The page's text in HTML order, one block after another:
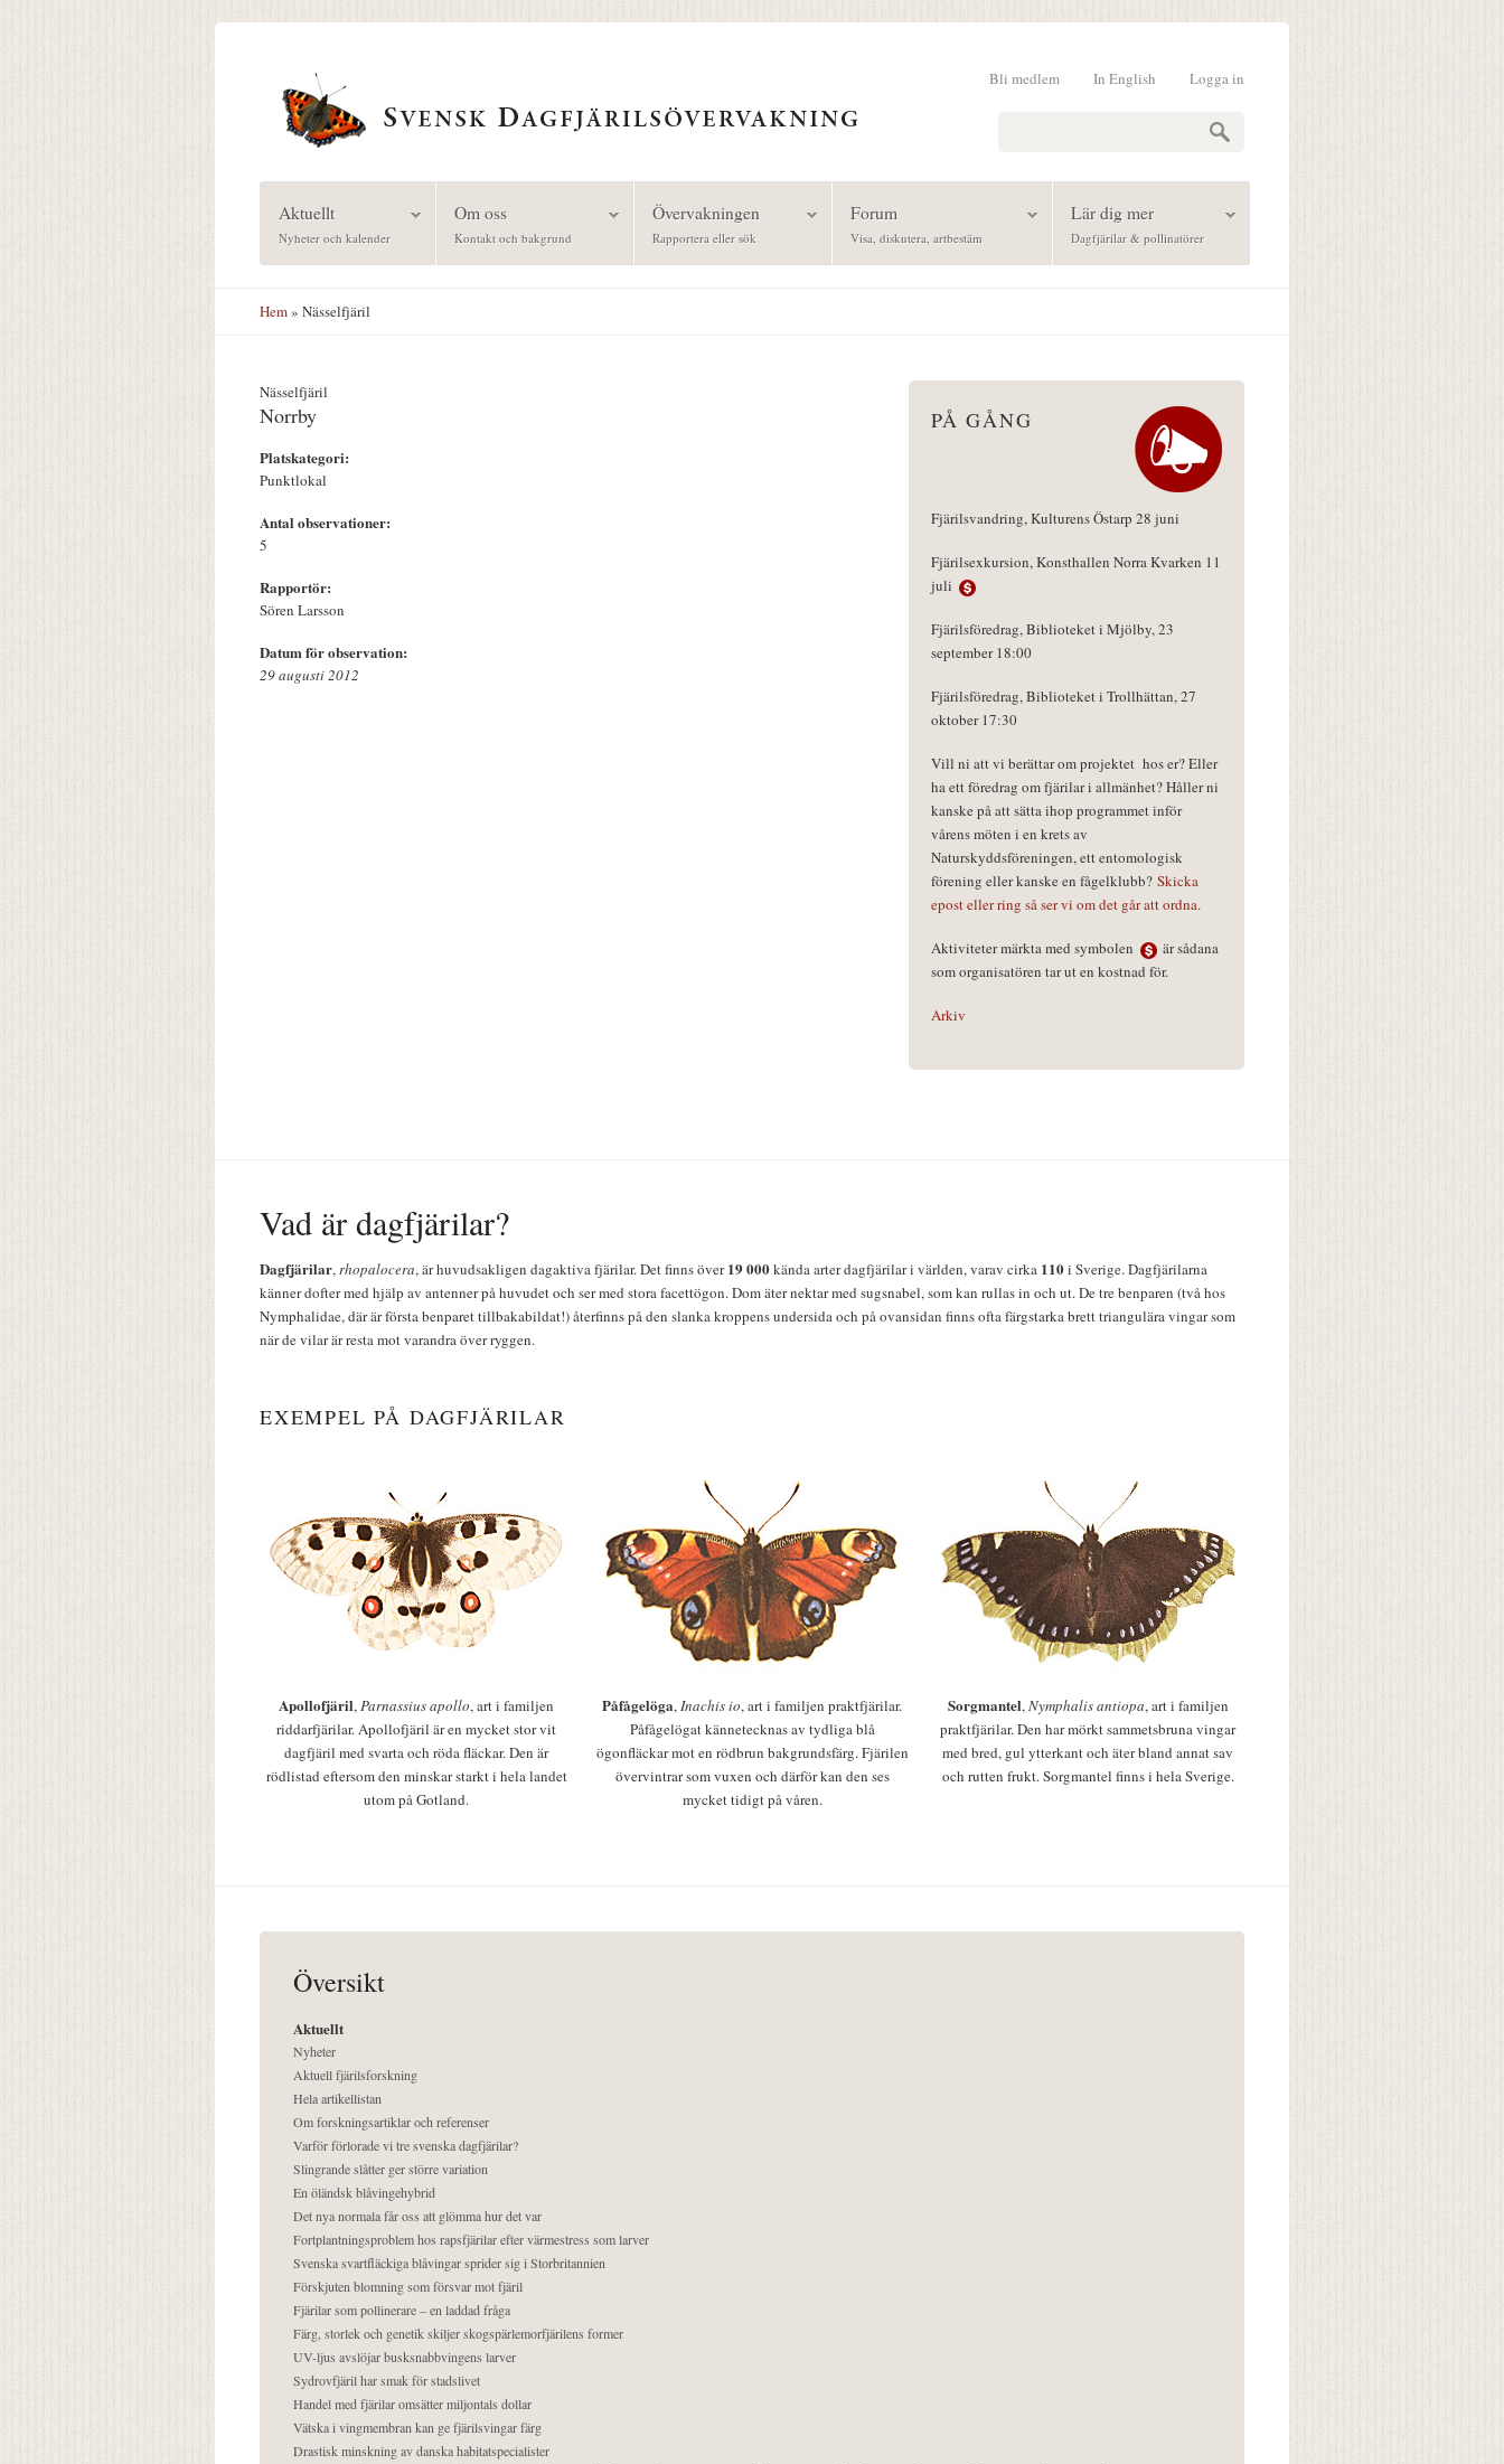
Logga in
In English
Bli medlem
Aktuellt
Nyheter och kalender
Om oss
Kontakt och bakgrund
Övervakningen
Rapportera eller sök
Forum
Visa, diskutera, artbestäm
Lär dig mer
Dagfjärilar & pollinatörer
Hem» Nässelfjäril
Nässelfjäril
Norrby
Platskategori:
Punktlokal
Antal observationer:
5
Rapportör:
Sören Larsson
Datum för observation:
29 augusti 2012
PÅ GÅNG
Fjärilsvandring, Kulturens Östarp 28 juni
Fjärilsexkursion, Konsthallen Norra Kvarken 11
juli
Fjärilsföredrag, Biblioteket i Mjölby, 23
september 18:00
Fjärilsföredrag, Biblioteket i Trollhättan, 27
oktober 17:30
Vill ni att vi berättar om projektet hos er? Eller
ha ett föredrag om fjärilar i allmänhet? Håller ni
kanske på att sätta ihop programmet inför
vårens möten i en krets av
Naturskyddsföreningen, ett entomologisk
förening eller kanske en fågelklubb? Skicka
epost eller ring så ser vi om det går att ordna.
Aktiviteter märkta med symbolen
är sådana
som organisatören tar ut en kostnad för.
Arkiv
Vad är dagfjärilar?
Dagfjärilar,rhopalocera, är huvudsakligen dagaktiva fjärilar. Det finns över19 000kända arter dagfjärilar i världen, varav cirka 110i Sverige. Dagfjärilarna
känner dofter med hjälp av antenner på huvudet och ser med stora facettögon. Dom äter nektar med sugsnabel, som kan rullas in och ut. De tre benparen (två hos
Nymphalidae, där är första benparet tillbakabildat!) återfinns på den slanka kroppens undersida och på ovansidan finns ofta färgstarka brett triangulära vingar som
när de vilar är resta mot varandra över ryggen.
EXEMPEL PÅ DAGFJÄRILAR
Apollofjäril,Parnassius apollo, art i familjen
riddarfjärilar. Apollofjäril är en mycket stor vit
dagfjäril med svarta och röda fläckar. Den är
rödlistad eftersom den minskar starkt i hela landet
utom på Gotland.
Påfågelöga,Inachis io, art i familjen praktfjärilar.
Påfågelögat kännetecknas av tydliga blå
ögonfläckar mot en rödbrun bakgrundsfärg. Fjärilen
övervintrar som vuxen och därför kan den ses
mycket tidigt på våren.
Sorgmantel,Nymphalis antiopa, art i familjen
praktfjärilar. Den har mörkt sammetsbruna vingar
med bred, gul ytterkant och äter bland annat sav
och rutten frukt. Sorgmantel finns i hela Sverige.
Översikt
Aktuellt
Nyheter
Aktuell fjärilsforskning
Hela artikellistan
Om forskningsartiklar och referenser
Varför förlorade vi tre svenska dagfjärilar?
Slingrande slåtter ger större variation
En öländsk blåvingehybrid
Det nya normala får oss att glömma hur det var
Fortplantningsproblem hos rapsfjärilar efter värmestress som larver
Svenska svartfläckiga blåvingar sprider sig i Storbritannien
Förskjuten blomning som försvar mot fjäril
Fjärilar som pollinerare – en laddad fråga
Färg, storlek och genetik skiljer skogspärlemorfjärilens former
UV-ljus avslöjar busksnabbvingens larver
Sydrovfjäril har smak för stadslivet
Handel med fjärilar omsätter miljontals dollar
Vätska i vingmembran kan ge fjärilsvingar färg
Drastisk minskning av danska habitatspecialister